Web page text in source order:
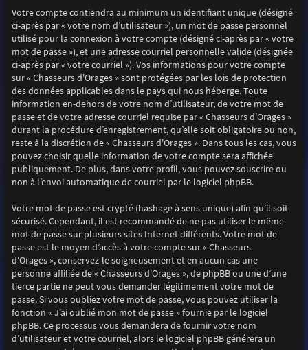
Votre compte contiendra au minimum un identifiant unique (désigné
ci-après par « votre nom d’utilisateur »), un mot de passe personnel
utilisé pour la connexion à votre compte (désigné ci-après par « votre
mot de passe »), et une adresse courriel personnelle valide (désignée
ci-après par « votre courriel »). Vos informations pour votre compte
sur « Chasseurs d'Orages » sont protégées par les lois de protection
des données applicables dans le pays qui nous héberge. Toute
information en-dehors de votre nom d’utilisateur, de votre mot de
passe et de votre adresse courriel requise par « Chasseurs d'Orages »
durant la procédure d’enregistrement, qu’elle soit obligatoire ou non,
reste à la discrétion de « Chasseurs d'Orages ». Dans tous les cas, vous
pouvez choisir quelle information de votre compte sera affichée
publiquement. De plus, dans votre profil, vous pouvez souscrire ou
non à l’envoi automatique de courriel par le logiciel phpBB.
Votre mot de passe est crypté (hashage à sens unique) afin qu’il soit
sécurisé. Cependant, il est recommandé de ne pas utiliser le même
mot de passe sur plusieurs sites Internet différents. Votre mot de
passe est le moyen d’accès à votre compte sur « Chasseurs
d'Orages », conservez-le soigneusement et en aucun cas une
personne affiliée de « Chasseurs d'Orages », de phpBB ou une d’une
tierce partie ne peut vous demander légitimement votre mot de
passe. Si vous oubliez votre mot de passe, vous pouvez utiliser la
fonction « J’ai oublié mon mot de passe » fournie par le logiciel
phpBB. Ce processus vous demandera de fournir votre nom
d’utilisateur et votre courriel, alors le logiciel phpBB générera un